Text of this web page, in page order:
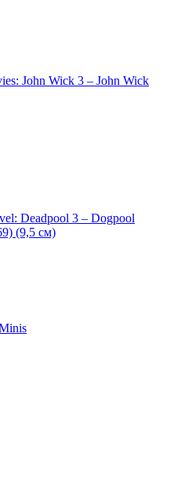
John Wick 3 – John Wick
Deadpool 3 – Dogpool
(9,5 см)